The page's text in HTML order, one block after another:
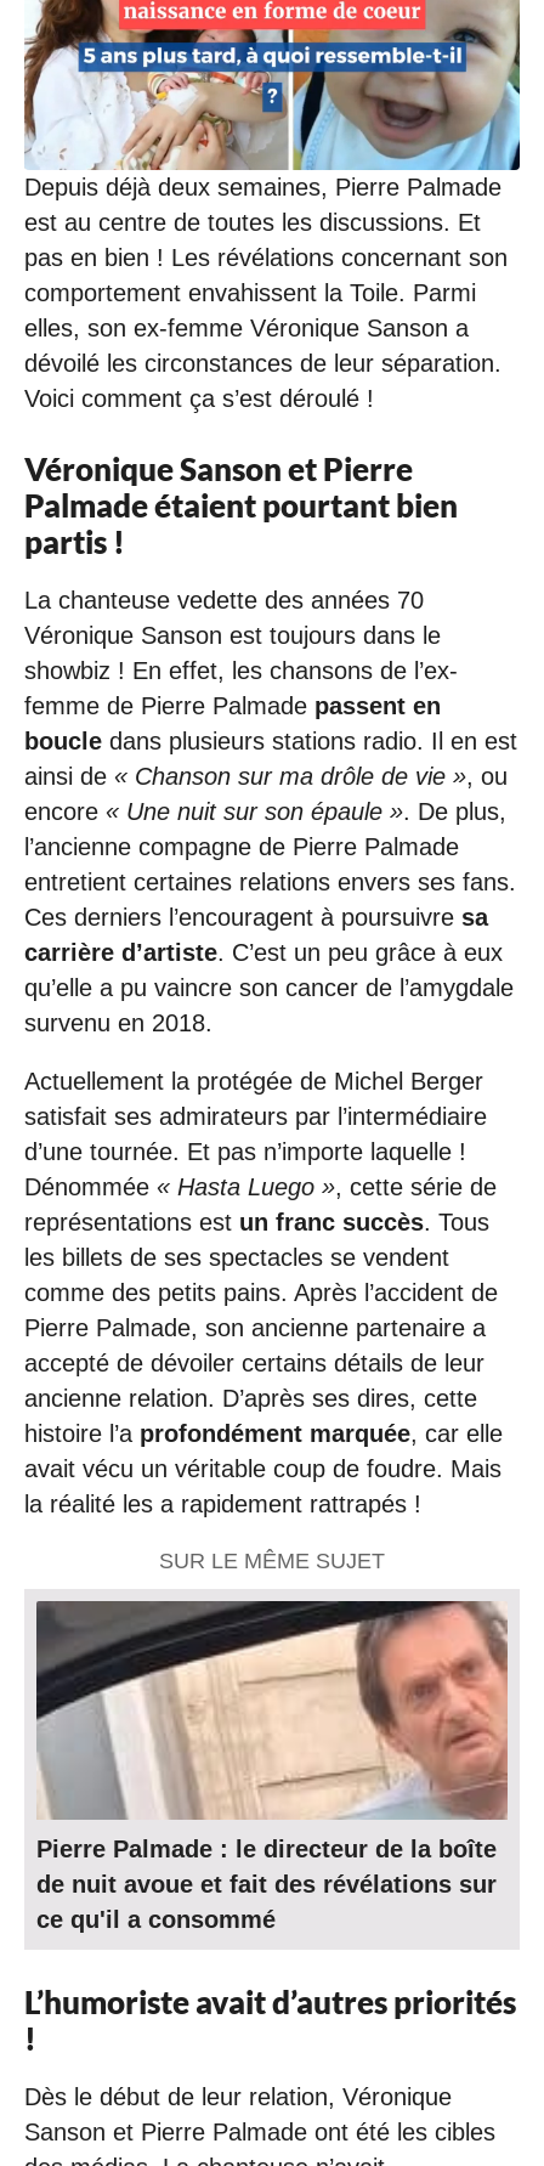
Depuis déjà deux semaines, Pierre Palmade
est au centre de toutes les discussions. Et
pas en bien ! Les révélations concernant son
comportement envahissent la Toile. Parmi
elles, son ex-femme Véronique Sanson a
dévoilé les circonstances de leur séparation.
Voici comment ça s’est déroulé !
Véronique Sanson et Pierre
Palmade étaient pourtant bien
partis !
La chanteuse vedette des années 70
Véronique Sanson est toujours dans le
showbiz ! En effet, les chansons de l’ex-
femme de Pierre Palmade passent en
boucle dans plusieurs stations radio. Il en est
ainsi de « Chanson sur ma drôle de vie », ou
encore « Une nuit sur son épaule ». De plus,
l’ancienne compagne de Pierre Palmade
entretient certaines relations envers ses fans.
Ces derniers l’encouragent à poursuivre sa
carrière d’artiste. C’est un peu grâce à eux
qu’elle a pu vaincre son cancer de l’amygdale
survenu en 2018.
Actuellement la protégée de Michel Berger
satisfait ses admirateurs par l’intermédiaire
d’une tournée. Et pas n’importe laquelle !
Dénommée « Hasta Luego », cette série de
représentations est un franc succès. Tous
les billets de ses spectacles se vendent
comme des petits pains. Après l’accident de
Pierre Palmade, son ancienne partenaire a
accepté de dévoiler certains détails de leur
ancienne relation. D’après ses dires, cette
histoire l’a profondément marquée, car elle
avait vécu un véritable coup de foudre. Mais
la réalité les a rapidement rattrapés !
SUR LE MÊME SUJET
Pierre Palmade : le directeur de la boîte
de nuit avoue et fait des révélations sur
ce qu'il a consommé
L’humoriste avait d’autres priorités
!
Dès le début de leur relation, Véronique
Sanson et Pierre Palmade ont été les cibles